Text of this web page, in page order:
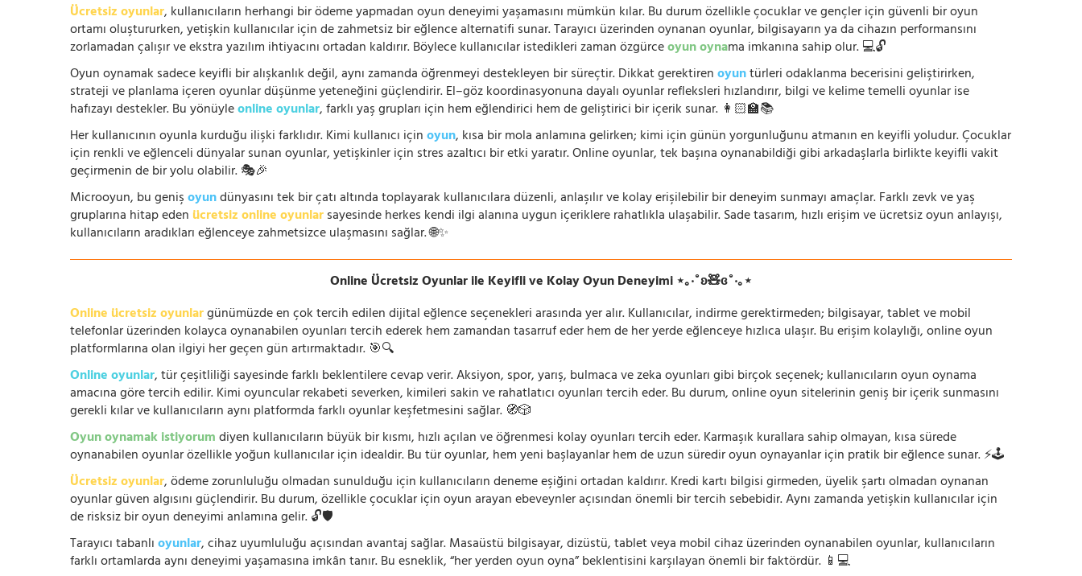
Ücretsiz oyunlar, kullanıcıların herhangi bir ödeme yapmadan oyun deneyimi yaşamasını mümkün kılar. Bu durum özellikle çocuklar ve gençler için güvenli bir oyun
ortamı oluştururken, yetişkin kullanıcılar için de zahmetsiz bir eğlence alternatifi sunar. Tarayıcı üzerinden oynanan oyunlar, bilgisayarın ya da cihazın performansını
zorlamadan çalışır ve ekstra yazılım ihtiyacını ortadan kaldırır. Böylece kullanıcılar istedikleri zaman özgürceoyun oynama imkanına sahip olur. 💻🔓
Oyun oynamak sadece keyifli bir alışkanlık değil, aynı zamanda öğrenmeyi destekleyen bir süreçtir. Dikkat gerektirenoyuntürleri odaklanma becerisini geliştirirken,
strateji ve planlama içeren oyunlar düşünme yeteneğini güçlendirir. El–göz koordinasyonuna dayalı oyunlar refleksleri hızlandırır, bilgi ve kelime temelli oyunlar ise
hafızayı destekler. Bu yönüyleonline oyunlar, farklı yaş grupları için hem eğlendirici hem de geliştirici bir içerik sunar. 👩🏻‍🏫📚
Her kullanıcının oyunla kurduğu ilişki farklıdır. Kimi kullanıcı içinoyun, kısa bir mola anlamına gelirken; kimi için günün yorgunluğunu atmanın en keyifli yoludur. Çocuklar
için renkli ve eğlenceli dünyalar sunan oyunlar, yetişkinler için stres azaltıcı bir etki yaratır. Online oyunlar, tek başına oynanabildiği gibi arkadaşlarla birlikte keyifli vakit
geçirmenin de bir yolu olabilir. 🎭🎉
Microoyun, bu genişoyundünyasını tek bir çatı altında toplayarak kullanıcılara düzenli, anlaşılır ve kolay erişilebilir bir deneyim sunmayı amaçlar. Farklı zevk ve yaş
gruplarına hitap eden ücretsiz online oyunlarsayesinde herkes kendi ilgi alanına uygun içeriklere rahatlıkla ulaşabilir. Sade tasarım, hızlı erişim ve ücretsiz oyun anlayışı,
kullanıcıların aradıkları eğlenceye zahmetsizce ulaşmasını sağlar. 🌐✨
Online Ücretsiz Oyunlar ile Keyifli ve Kolay Oyun Deneyimi ⋆｡‧˚ʚ🧸ɞ˚‧｡⋆
Online ücretsiz oyunlargünümüzde en çok tercih edilen dijital eğlence seçenekleri arasında yer alır. Kullanıcılar, indirme gerektirmeden; bilgisayar, tablet ve mobil
telefonlar üzerinden kolayca oynanabilen oyunları tercih ederek hem zamandan tasarruf eder hem de her yerde eğlenceye hızlıca ulaşır. Bu erişim kolaylığı, online oyun
platformlarına olan ilgiyi her geçen gün artırmaktadır. 🎯🔍
Online oyunlar, tür çeşitliliği sayesinde farklı beklentilere cevap verir. Aksiyon, spor, yarış, bulmaca ve zeka oyunları gibi birçok seçenek; kullanıcıların oyun oynama
amacına göre tercih edilir. Kimi oyuncular rekabeti severken, kimileri sakin ve rahatlatıcı oyunları tercih eder. Bu durum, online oyun sitelerinin geniş bir içerik sunmasını
gerekli kılar ve kullanıcıların aynı platformda farklı oyunlar keşfetmesini sağlar. 🧭🎲
Oyun oynamak istiyorumdiyen kullanıcıların büyük bir kısmı, hızlı açılan ve öğrenmesi kolay oyunları tercih eder. Karmaşık kurallara sahip olmayan, kısa sürede
oynanabilen oyunlar özellikle yoğun kullanıcılar için idealdir. Bu tür oyunlar, hem yeni başlayanlar hem de uzun süredir oyun oynayanlar için pratik bir eğlence sunar. ⚡🕹️
Ücretsiz oyunlar, ödeme zorunluluğu olmadan sunulduğu için kullanıcıların deneme eşiğini ortadan kaldırır. Kredi kartı bilgisi girmeden, üyelik şartı olmadan oynanan
oyunlar güven algısını güçlendirir. Bu durum, özellikle çocuklar için oyun arayan ebeveynler açısından önemli bir tercih sebebidir. Aynı zamanda yetişkin kullanıcılar için
de risksiz bir oyun deneyimi anlamına gelir. 🔓🛡️
Tarayıcı tabanlıoyunlar, cihaz uyumluluğu açısından avantaj sağlar. Masaüstü bilgisayar, dizüstü, tablet veya mobil cihaz üzerinden oynanabilen oyunlar, kullanıcıların
farklı ortamlarda aynı deneyimi yaşamasına imkân tanır. Bu esneklik, “her yerden oyun oyna” beklentisini karşılayan önemli bir faktördür. 📱💻